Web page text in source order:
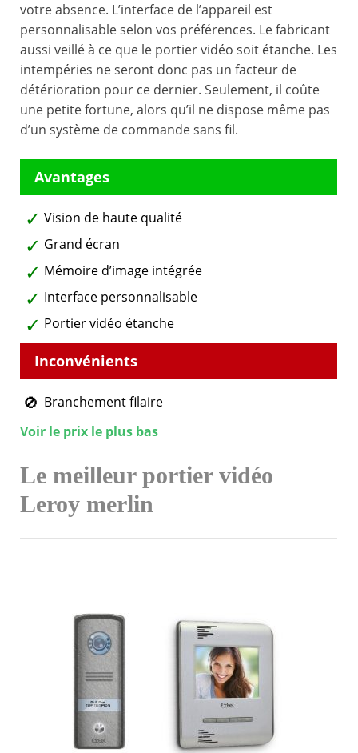
votre absence. L’interface de l’appareil est
personnalisable selon vos préférences. Le fabricant
aussi veillé à ce que le portier vidéo soit étanche. Les
intempéries ne seront donc pas un facteur de
détérioration pour ce dernier. Seulement, il coûte
une petite fortune, alors qu’il ne dispose même pas
d’un système de commande sans fil.
Vision de haute qualité
Grand écran
Mémoire d’image intégrée
Interface personnalisable
Portier vidéo étanche
Branchement filaire
Voir le prix le plus bas
Le meilleur portier vidéo
Leroy merlin